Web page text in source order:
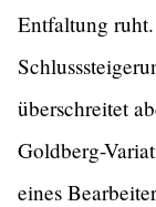
Entfaltung
überschreitet
Goldberg-
eines